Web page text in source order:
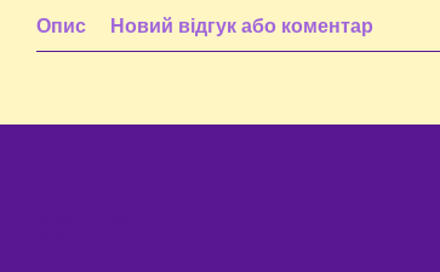
Опис Новий відгук або коментар